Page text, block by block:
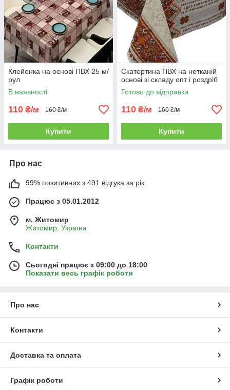
Клейонка на основі ПВХ 25 м/
рул
В наявності
110 ₴/м 160 ₴/м
Купити
Скатертина ПВХ на нетканій
основі зі складу опт і роздріб
Готово до відправки
110 ₴/м 160 ₴/м
Купити
Про нас
99% позитивних з 491 відгука за рік
Працює з 05.01.2012
м. Житомир
Житомир, Україна
Контакти
Сьогодні працює з 09:00 до 18:00
Показати весь графік роботи
Про нас
Контакти
Доставка та оплата
Графік роботи